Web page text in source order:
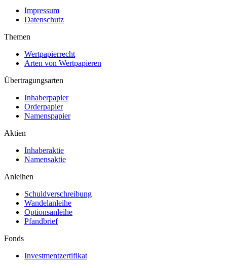
Impressum
Datenschutz
Themen
Wertpapierrecht
Arten von Wertpapieren
Übertragungsarten
Inhaberpapier
Orderpapier
Namenspapier
Aktien
Inhaberaktie
Namensaktie
Anleihen
Schuldverschreibung
Wandelanleihe
Optionsanleihe
Pfandbrief
Fonds
Investmentzertifikat